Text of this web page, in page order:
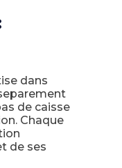
dans
de caisse
Chaque
de ses